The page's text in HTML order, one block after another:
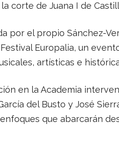
corte de Juana I de
por el propio Sánchez-
Europalia, un
artísticas e
en la Academia
del Busto y José
que abarcarán